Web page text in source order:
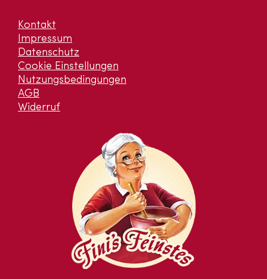
Kontakt
Impressum
Datenschutz
Cookie Einstellungen
Nutzungsbedingungen
AGB
Widerruf